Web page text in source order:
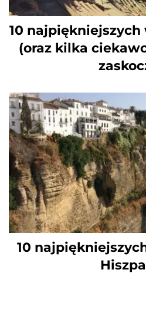
10
(oraz kilka
10